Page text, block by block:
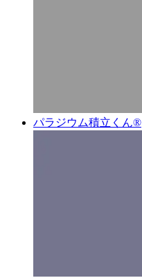
パラジウム積立くん®︎